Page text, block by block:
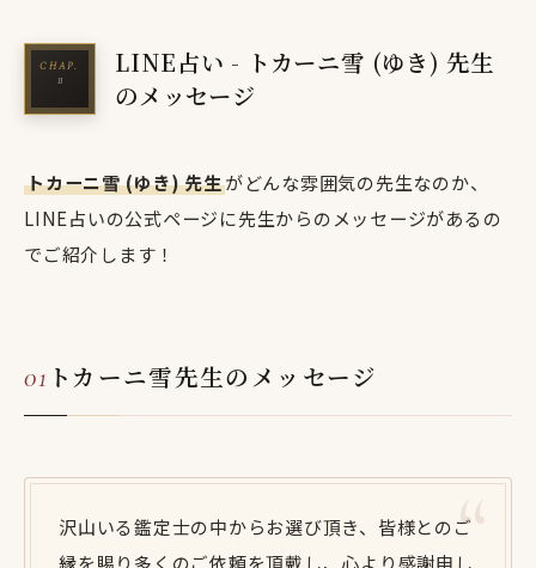
LINE占い - トカーニ雪 (ゆき) 先生
のメッセージ
トカーニ雪 (ゆき) 先生がどんな雰囲気の先生なのか、
LINE占いの公式ページに先生からのメッセージがあるの
でご紹介します！
トカーニ雪先生のメッセージ
沢山いる鑑定士の中からお選び頂き、皆様とのご
縁を賜り多くのご依頼を頂戴し、心より感謝申し